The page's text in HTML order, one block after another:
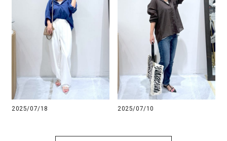
2025/07/18 2025/07/10